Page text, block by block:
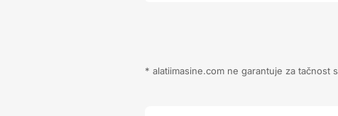
* alatiimasine.com ne garantuje za tačnost